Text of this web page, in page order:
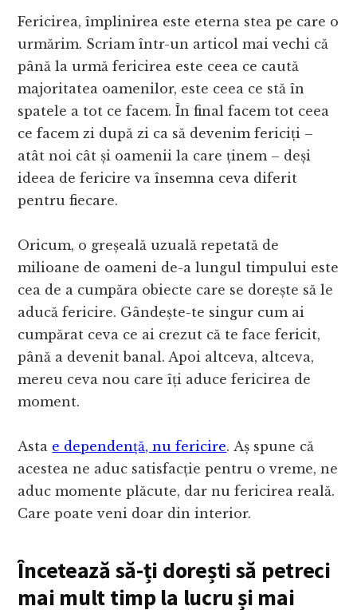
Fericirea, împlinirea este eterna stea pe care o
urmărim. Scriam într-un articol mai vechi că
până la urmă fericirea este ceea ce caută
majoritatea oamenilor, este ceea ce stă în
spatele a tot ce facem. În final facem tot ceea
ce facem zi după zi ca să devenim fericiți –
atât noi cât și oamenii la care ținem – deși
ideea de fericire va însemna ceva diferit
pentru fiecare.
Oricum, o greșeală uzuală repetată de
milioane de oameni de-a lungul timpului este
cea de a cumpăra obiecte care se dorește să le
aducă fericire. Gândește-te singur cum ai
cumpărat ceva ce ai crezut că te face fericit,
până a devenit banal. Apoi altceva, altceva,
mereu ceva nou care îți aduce fericirea de
moment.
Asta e dependență, nu fericire. Aș spune că
acestea ne aduc satisfacție pentru o vreme, ne
aduc momente plăcute, dar nu fericirea reală.
Care poate veni doar din interior.
Încetează să-ți dorești să petreci
mai mult timp la lucru și mai